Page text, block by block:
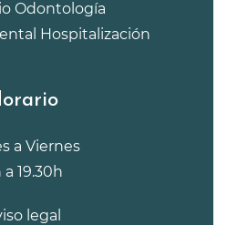
Odontología
Hospitalización
a Viernes
a 19.30h
legal